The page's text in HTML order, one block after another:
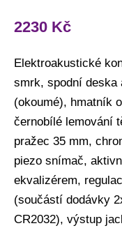
2230 Kč
Elektroakustické
smrk, spodní deska
(okoumé), hmatník
černobílé lemování
pražec 35 mm,
piezo snímač,
ekvalizérem,
(součástí dodávky
CR2032), výstup